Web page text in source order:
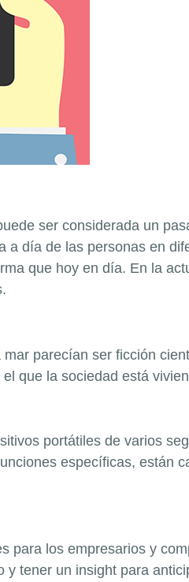
ser considerada un
día de las personas en
que hoy en día. En la
parecían ser ficción
que la sociedad está
portátiles de varios
específicas, están
para los empresarios y
y tener un insight para